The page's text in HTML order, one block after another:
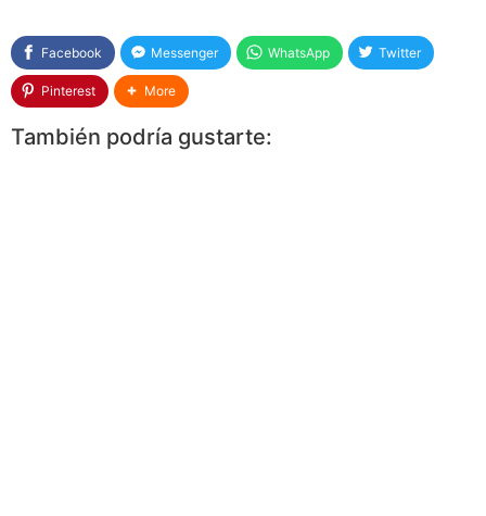
Facebook Messenger WhatsApp Twitter
Pinterest More
También podría gustarte: